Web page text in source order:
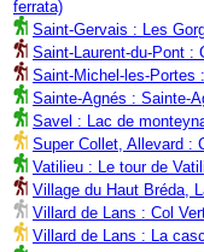
ferrata)
Saint-Gervais : Les
Saint-Laurent-du-Pont :
Saint-Michel-les-Portes
Sainte-Agnés : Sainte-
Savel : Lac de
Super Collet, Allevard :
Vatilieu : Le tour de
Village du Haut Bréda,
Villard de Lans : Col
Villard de Lans : La